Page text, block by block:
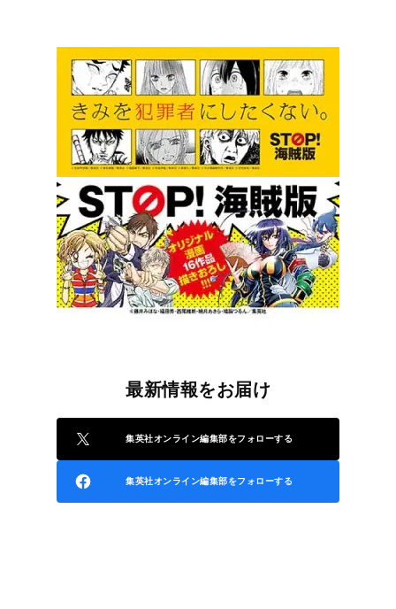
最新情報をお届け
集英社オンライン編集部をフォローする
集英社オンライン編集部をフォローする